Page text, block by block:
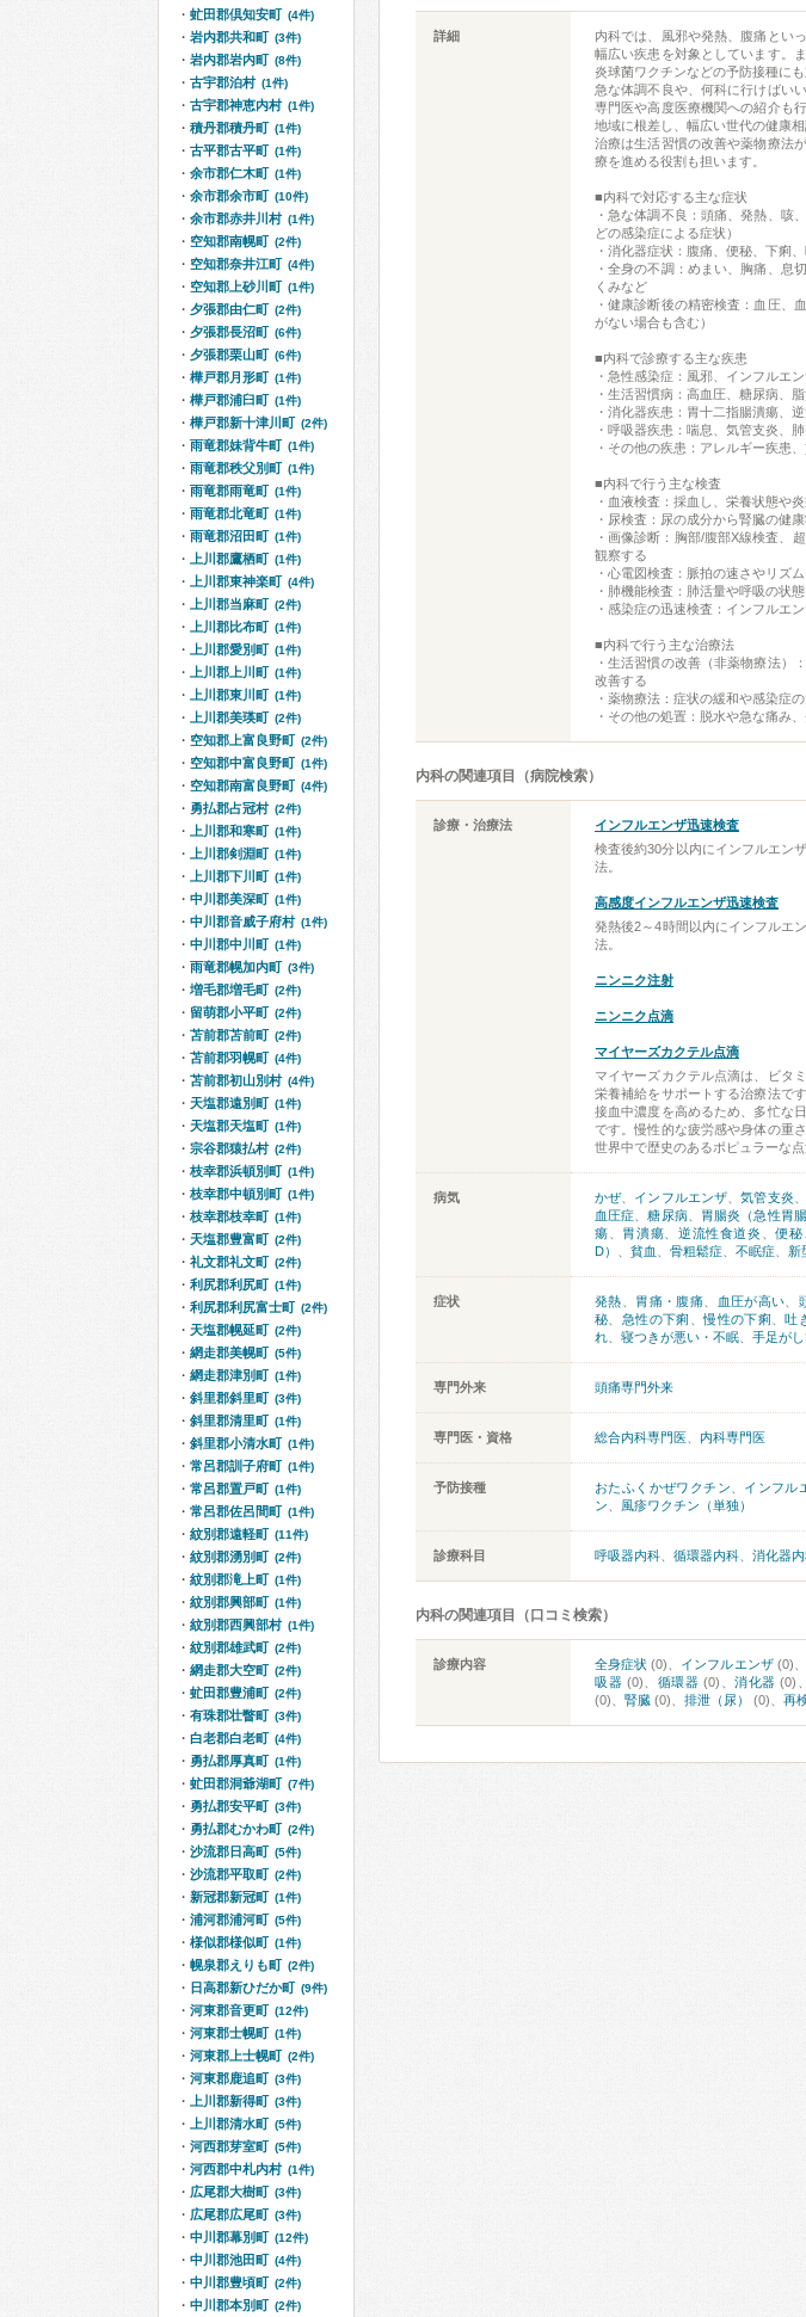
詳細
内科では、風邪や発熱、腹痛とい
幅広い疾患を対象としています。
炎球菌ワクチンなどの予防接種にも
急な体調不良や、何科に行けばい
専門医や高度医療機関への紹介も
地域に根差し、幅広い世代の健康
治療は生活習慣の改善や薬物療法
療を進める役割も担います。
■内科で対応する主な症状
・急な体調不良：頭痛、発熱、咳
どの感染症による症状）
・消化器症状：腹痛、便秘、下痢
・全身の不調：めまい、胸痛、息
くみなど
・健康診断後の精密検査：血圧、
がない場合も含む）
■内科で診療する主な疾患
・急性感染症：風邪、インフルエ
・生活習慣病：高血圧、糖尿病、
・消化器疾患：胃十二指腸潰瘍、
・呼吸器疾患：喘息、気管支炎、
・その他の疾患：アレルギー疾患
■内科で行う主な検査
・血液検査：採血し、栄養状態や
・尿検査：尿の成分から腎臓の健
・画像診断：胸部/腹部X線検査、
観察する
・心電図検査：脈拍の速さやリズ
・肺機能検査：肺活量や呼吸の状
・感染症の迅速検査：インフルエ
■内科で行う主な治療法
・生活習慣の改善（非薬物療法）
改善する
・薬物療法：症状の緩和や感染症
・その他の処置：脱水や急な痛み
内科の関連項目（病院検索）
診療・治療法
インフルエンザ迅速検査
検査後約30分以内にインフルエン
法。
高感度インフルエンザ迅速検査
発熱後2～4時間以内にインフルエ
法。
ニンニク注射
ニンニク点滴
マイヤーズカクテル点滴
マイヤーズカクテル点滴は、ビタ
栄養補給をサポートする治療法で
接血中濃度を高めるため、多忙な
です。慢性的な疲労感や身体の重
世界中で歴史のあるポピュラーな点
病気 かぜ、 インフルエンザ 、気管支炎
血圧症 、糖尿病、 胃腸炎（急性胃腸
瘍
胃潰瘍 逆流性食道炎 、便秘
D）
貧血 骨粗鬆症 不眠症 新
症状 発熱 胃痛・腹痛 血圧が高い
秘
急性の下痢 、慢性の下痢 、吐
れ
寝つきが悪い・不眠 手足が
専門外来 頭痛専門外来
専門医・資格 総合内科専門医 内科専門医
予防接種 おたふくかぜワクチン インフル
ン
風疹ワクチン（単独）
診療科目 呼吸器内科 循環器内科 消化器
内科の関連項目（口コミ検索）
診療内容 全身症状 (0)、 インフルエンザ(0)、
吸器 (0)、 循環器 (0)、消化器 (0)、
(0)、 腎臓 (0)、 排泄（尿） (0)、 再
虻田郡倶知安町 (4件)
岩内郡共和町 (3件)
岩内郡岩内町 (8件)
古宇郡泊村 (1件)
古宇郡神恵内村 (1件)
積丹郡積丹町 (1件)
古平郡古平町 (1件)
余市郡仁木町 (1件)
余市郡余市町 (10件)
余市郡赤井川村 (1件)
空知郡南幌町 (2件)
空知郡奈井江町 (4件)
空知郡上砂川町 (1件)
夕張郡由仁町 (2件)
夕張郡長沼町 (6件)
夕張郡栗山町 (6件)
樺戸郡月形町 (1件)
樺戸郡浦臼町 (1件)
樺戸郡新十津川町 (2件)
雨竜郡妹背牛町 (1件)
雨竜郡秩父別町 (1件)
雨竜郡雨竜町 (1件)
雨竜郡北竜町 (1件)
雨竜郡沼田町 (1件)
上川郡鷹栖町 (1件)
上川郡東神楽町 (4件)
上川郡当麻町 (2件)
上川郡比布町 (1件)
上川郡愛別町 (1件)
上川郡上川町 (1件)
上川郡東川町 (1件)
上川郡美瑛町 (2件)
空知郡上富良野町 (2件)
空知郡中富良野町 (1件)
空知郡南富良野町 (4件)
勇払郡占冠村 (2件)
上川郡和寒町 (1件)
上川郡剣淵町 (1件)
上川郡下川町 (1件)
中川郡美深町 (1件)
中川郡音威子府村 (1件)
中川郡中川町 (1件)
雨竜郡幌加内町 (3件)
増毛郡増毛町 (2件)
留萌郡小平町 (2件)
苫前郡苫前町 (2件)
苫前郡羽幌町 (4件)
苫前郡初山別村 (4件)
天塩郡遠別町 (1件)
天塩郡天塩町 (1件)
宗谷郡猿払村 (2件)
枝幸郡浜頓別町 (1件)
枝幸郡中頓別町 (1件)
枝幸郡枝幸町 (1件)
天塩郡豊富町 (2件)
礼文郡礼文町 (2件)
利尻郡利尻町 (1件)
利尻郡利尻富士町 (2件)
天塩郡幌延町 (2件)
網走郡美幌町 (5件)
網走郡津別町 (1件)
斜里郡斜里町 (3件)
斜里郡清里町 (1件)
斜里郡小清水町 (1件)
常呂郡訓子府町 (1件)
常呂郡置戸町 (1件)
常呂郡佐呂間町 (1件)
紋別郡遠軽町 (11件)
紋別郡湧別町 (2件)
紋別郡滝上町 (1件)
紋別郡興部町 (1件)
紋別郡西興部村 (1件)
紋別郡雄武町 (2件)
網走郡大空町 (2件)
虻田郡豊浦町 (2件)
有珠郡壮瞥町 (3件)
白老郡白老町 (4件)
勇払郡厚真町 (1件)
虻田郡洞爺湖町 (7件)
勇払郡安平町 (3件)
勇払郡むかわ町 (2件)
沙流郡日高町 (5件)
沙流郡平取町 (2件)
新冠郡新冠町 (1件)
浦河郡浦河町 (5件)
様似郡様似町 (1件)
幌泉郡えりも町 (2件)
日高郡新ひだか町 (9件)
河東郡音更町 (12件)
河東郡士幌町 (1件)
河東郡上士幌町 (2件)
河東郡鹿追町 (3件)
上川郡新得町 (3件)
上川郡清水町 (5件)
河西郡芽室町 (5件)
河西郡中札内村 (1件)
広尾郡大樹町 (3件)
広尾郡広尾町 (3件)
中川郡幕別町 (12件)
中川郡池田町 (4件)
中川郡豊頃町 (2件)
中川郡本別町 (2件)